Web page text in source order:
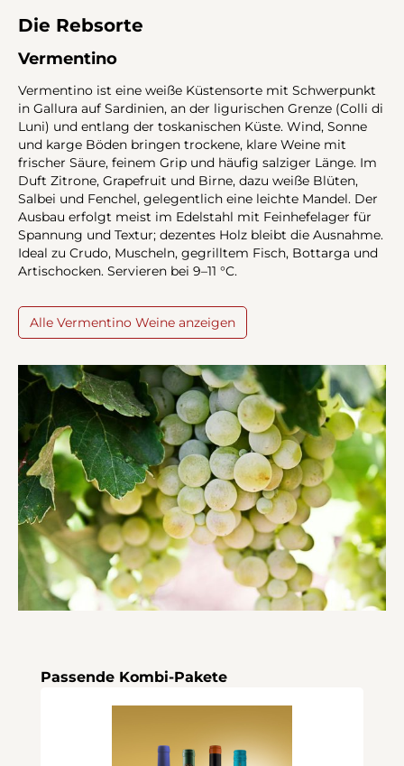
Die Rebsorte
Vermentino
Vermentino ist eine weiße Küstensorte mit Schwerpunkt
in Gallura auf Sardinien, an der ligurischen Grenze (Colli di
Luni) und entlang der toskanischen Küste. Wind, Sonne
und karge Böden bringen trockene, klare Weine mit
frischer Säure, feinem Grip und häufig salziger Länge. Im
Duft Zitrone, Grapefruit und Birne, dazu weiße Blüten,
Salbei und Fenchel, gelegentlich eine leichte Mandel. Der
Ausbau erfolgt meist im Edelstahl mit Feinhefelager für
Spannung und Textur; dezentes Holz bleibt die Ausnahme.
Ideal zu Crudo, Muscheln, gegrilltem Fisch, Bottarga und
Artischocken. Servieren bei 9–11 °C.
Alle Vermentino Weine anzeigen
Produktgalerie überspringen
Passende Kombi-Pakete